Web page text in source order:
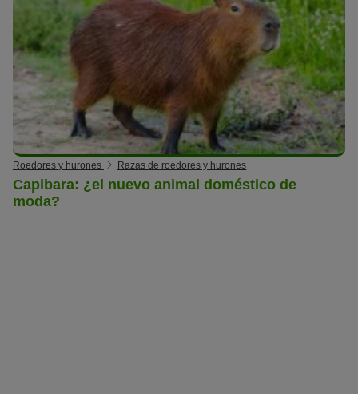
Roedores y hurones Razas de roedores y hurones
Capibara: ¿el nuevo animal doméstico de
moda?